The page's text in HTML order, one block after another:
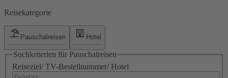
Reisekategorie
Pauschalreisen Hotel
Suchkriterien für Pauschalreisen
Reiseziel/ TV-Bestellnummer/ Hotel